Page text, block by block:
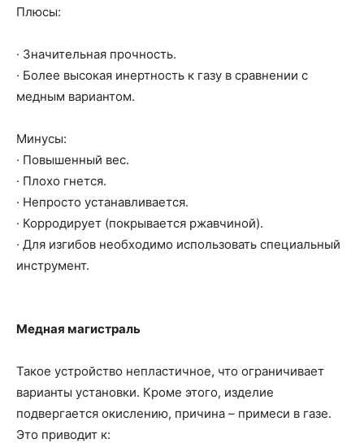
Плюсы:
· Значительная прочность.
· Более высокая инертность к газу в сравнении с
медным вариантом.
Минусы:
· Повышенный вес.
· Плохо гнется.
· Непросто устанавливается.
· Корродирует (покрывается ржавчиной).
· Для изгибов необходимо использовать специальный
инструмент.
Медная магистраль
Такое устройство непластичное, что ограничивает
варианты установки. Кроме этого, изделие
подвергается окислению, причина – примеси в газе.
Это приводит к: